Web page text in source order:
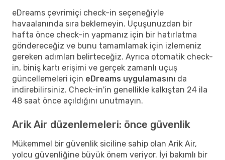
eDreams çevrimiçi check-in seçeneğiyle
havaalanında sıra beklemeyin. Uçuşunuzdan bir
hafta önce check-in yapmanız için bir hatırlatma
göndereceğiz ve bunu tamamlamak için izlemeniz
gereken adımları belirteceğiz. Ayrıca otomatik check-
in, biniş kartı erişimi ve gerçek zamanlı uçuş
güncellemeleri için eDreams uygulamasını da
indirebilirsiniz. Check-in'in genellikle kalkıştan 24 ila
48 saat önce açıldığını unutmayın.
Arik Air düzenlemeleri: önce güvenlik
Mükemmel bir güvenlik siciline sahip olan Arik Air,
yolcu güvenliğine büyük önem veriyor. İyi bakımlı bir